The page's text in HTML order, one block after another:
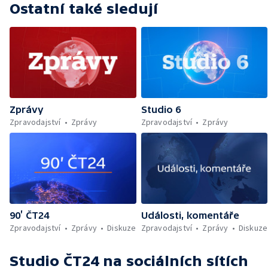
Ostatní také sledují
Zprávy
Zpravodajství
Zprávy
Studio 6
Zpravodajství
Zprávy
90’ ČT24
Zpravodajství
Zprávy Diskuze
Události, komentáře
Zpravodajství
Zprávy Diskuze
Studio ČT24 na sociálních sítích